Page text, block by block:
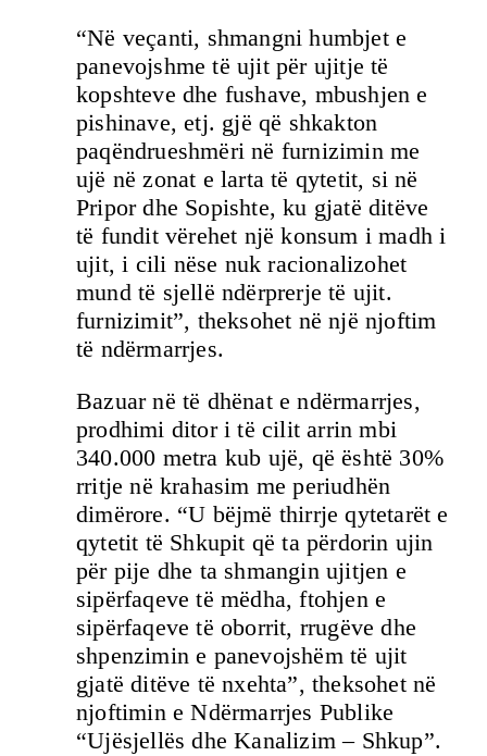
“Në veçanti, shmangni humbjet e
panevojshme të ujit për ujitje të
kopshteve dhe fushave, mbushjen e
pishinave, etj. gjë që shkakton
paqëndrueshmëri në furnizimin me
ujë në zonat e larta të qytetit, si në
Pripor dhe Sopishte, ku gjatë ditëve
të fundit vërehet një konsum i madh i
ujit, i cili nëse nuk racionalizohet
mund të sjellë ndërprerje të ujit.
furnizimit”, theksohet në një njoftim
të ndërmarrjes.
Bazuar në të dhënat e ndërmarrjes,
prodhimi ditor i të cilit arrin mbi
340.000 metra kub ujë, që është 30%
rritje në krahasim me periudhën
dimërore. “U bëjmë thirrje qytetarët e
qytetit të Shkupit që ta përdorin ujin
për pije dhe ta shmangin ujitjen e
sipërfaqeve të mëdha, ftohjen e
sipërfaqeve të oborrit, rrugëve dhe
shpenzimin e panevojshëm të ujit
gjatë ditëve të nxehta”, theksohet në
njoftimin e Ndërmarrjes Publike
“Ujësjellës dhe Kanalizim – Shkup”.